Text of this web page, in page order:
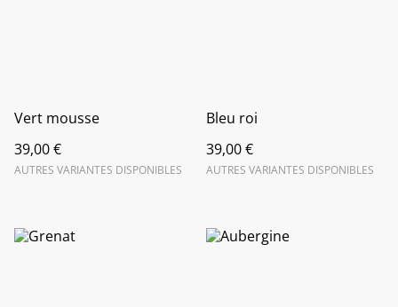
Vert mousse
39,00 €
AUTRES VARIANTES DISPONIBLES
Bleu roi
39,00 €
AUTRES VARIANTES DISPONIBLES